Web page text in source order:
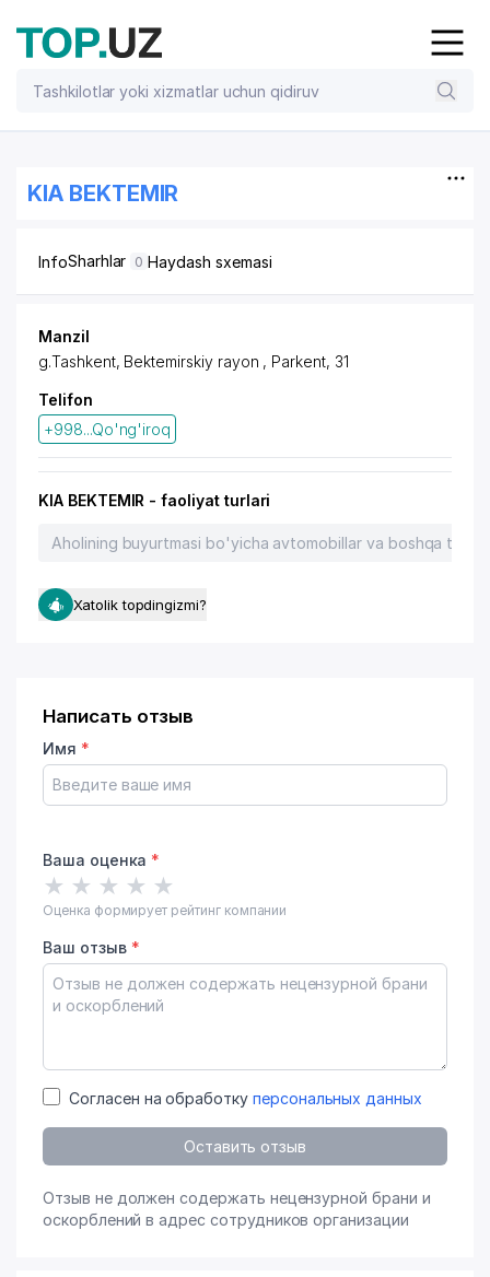
KIA BEKTEMIR
InfoSharhlar 0 Haydash sxemasi
Manzil
g.Tashkent, Bektemirskiy rayon , Parkent, 31
Telifon
+998...Qo'ng'iroq
KIA BEKTEMIR - faoliyat turlari
Aholining buyurtmasi bo'yicha avtomobillar va boshqa
Xatolik topdingizmi?
Написать отзыв
Имя *
Ваша оценка *
★ ★ ★ ★ ★
Оценка формирует рейтинг компании
Ваш отзыв *
Согласен на обработку персональных данных
Оставить отзыв
Отзыв не должен содержать нецензурной брани и
оскорблений в адрес сотрудников организации